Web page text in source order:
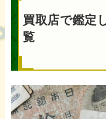
買取店で鑑定
覧